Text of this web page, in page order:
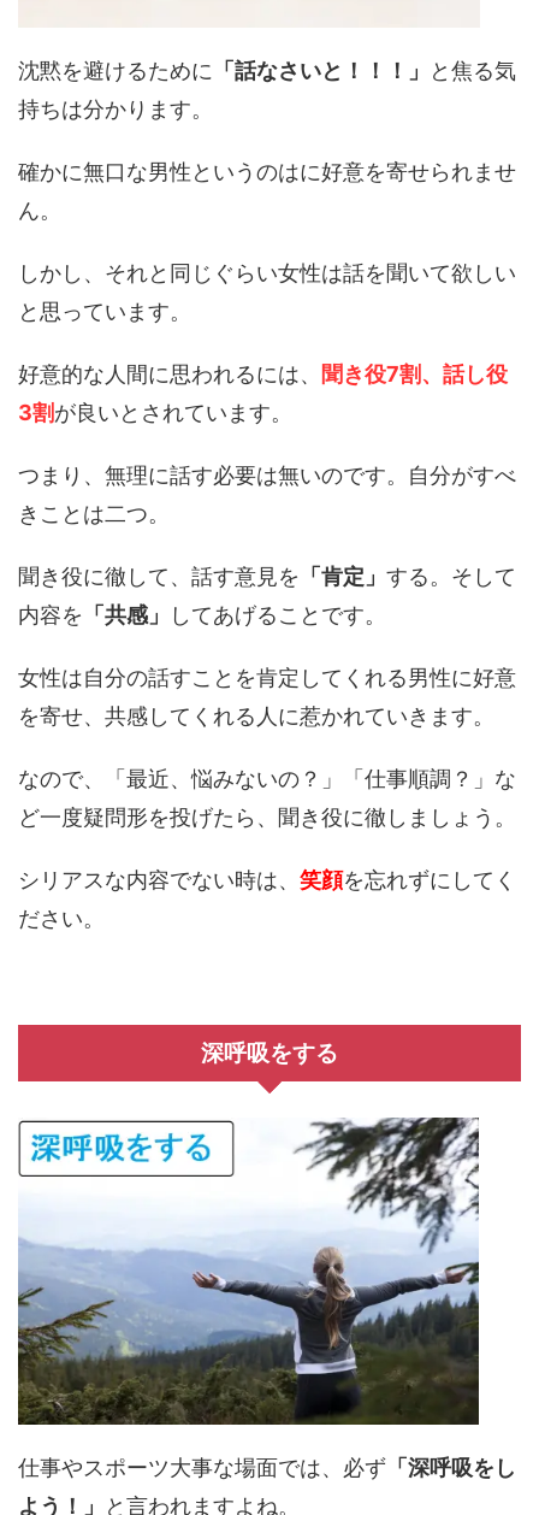
沈黙を避けるために 「話なさいと！！！」
と焦る気
持ちは分かります。
確かに無口な男性というのはに好意を寄せられませ
ん。
しかし、それと同じぐらい女性は話を聞いて欲しい
と思っています。
好意的な人間に思われるには、 聞き役7割、話し役
3割が良いとされています。
つまり、無理に話す必要は無いのです。自分がすべ
きことは二つ。
聞き役に徹して、話す意見を 「肯定」 する。そして
内容を 「共感」 してあげることです。
女性は自分の話すことを肯定してくれる男性に好意
を寄せ、共感してくれる人に惹かれていきます。
なので、「最近、悩みないの？」「仕事順調？」な
ど一度疑問形を投げたら、聞き役に徹しましょう。
シリアスな内容でない時は、 笑顔を忘れずにしてく
ださい。
深呼吸をする
仕事やスポーツ大事な場面では、必ず 「深呼吸をし
よう！」
と言われますよね。